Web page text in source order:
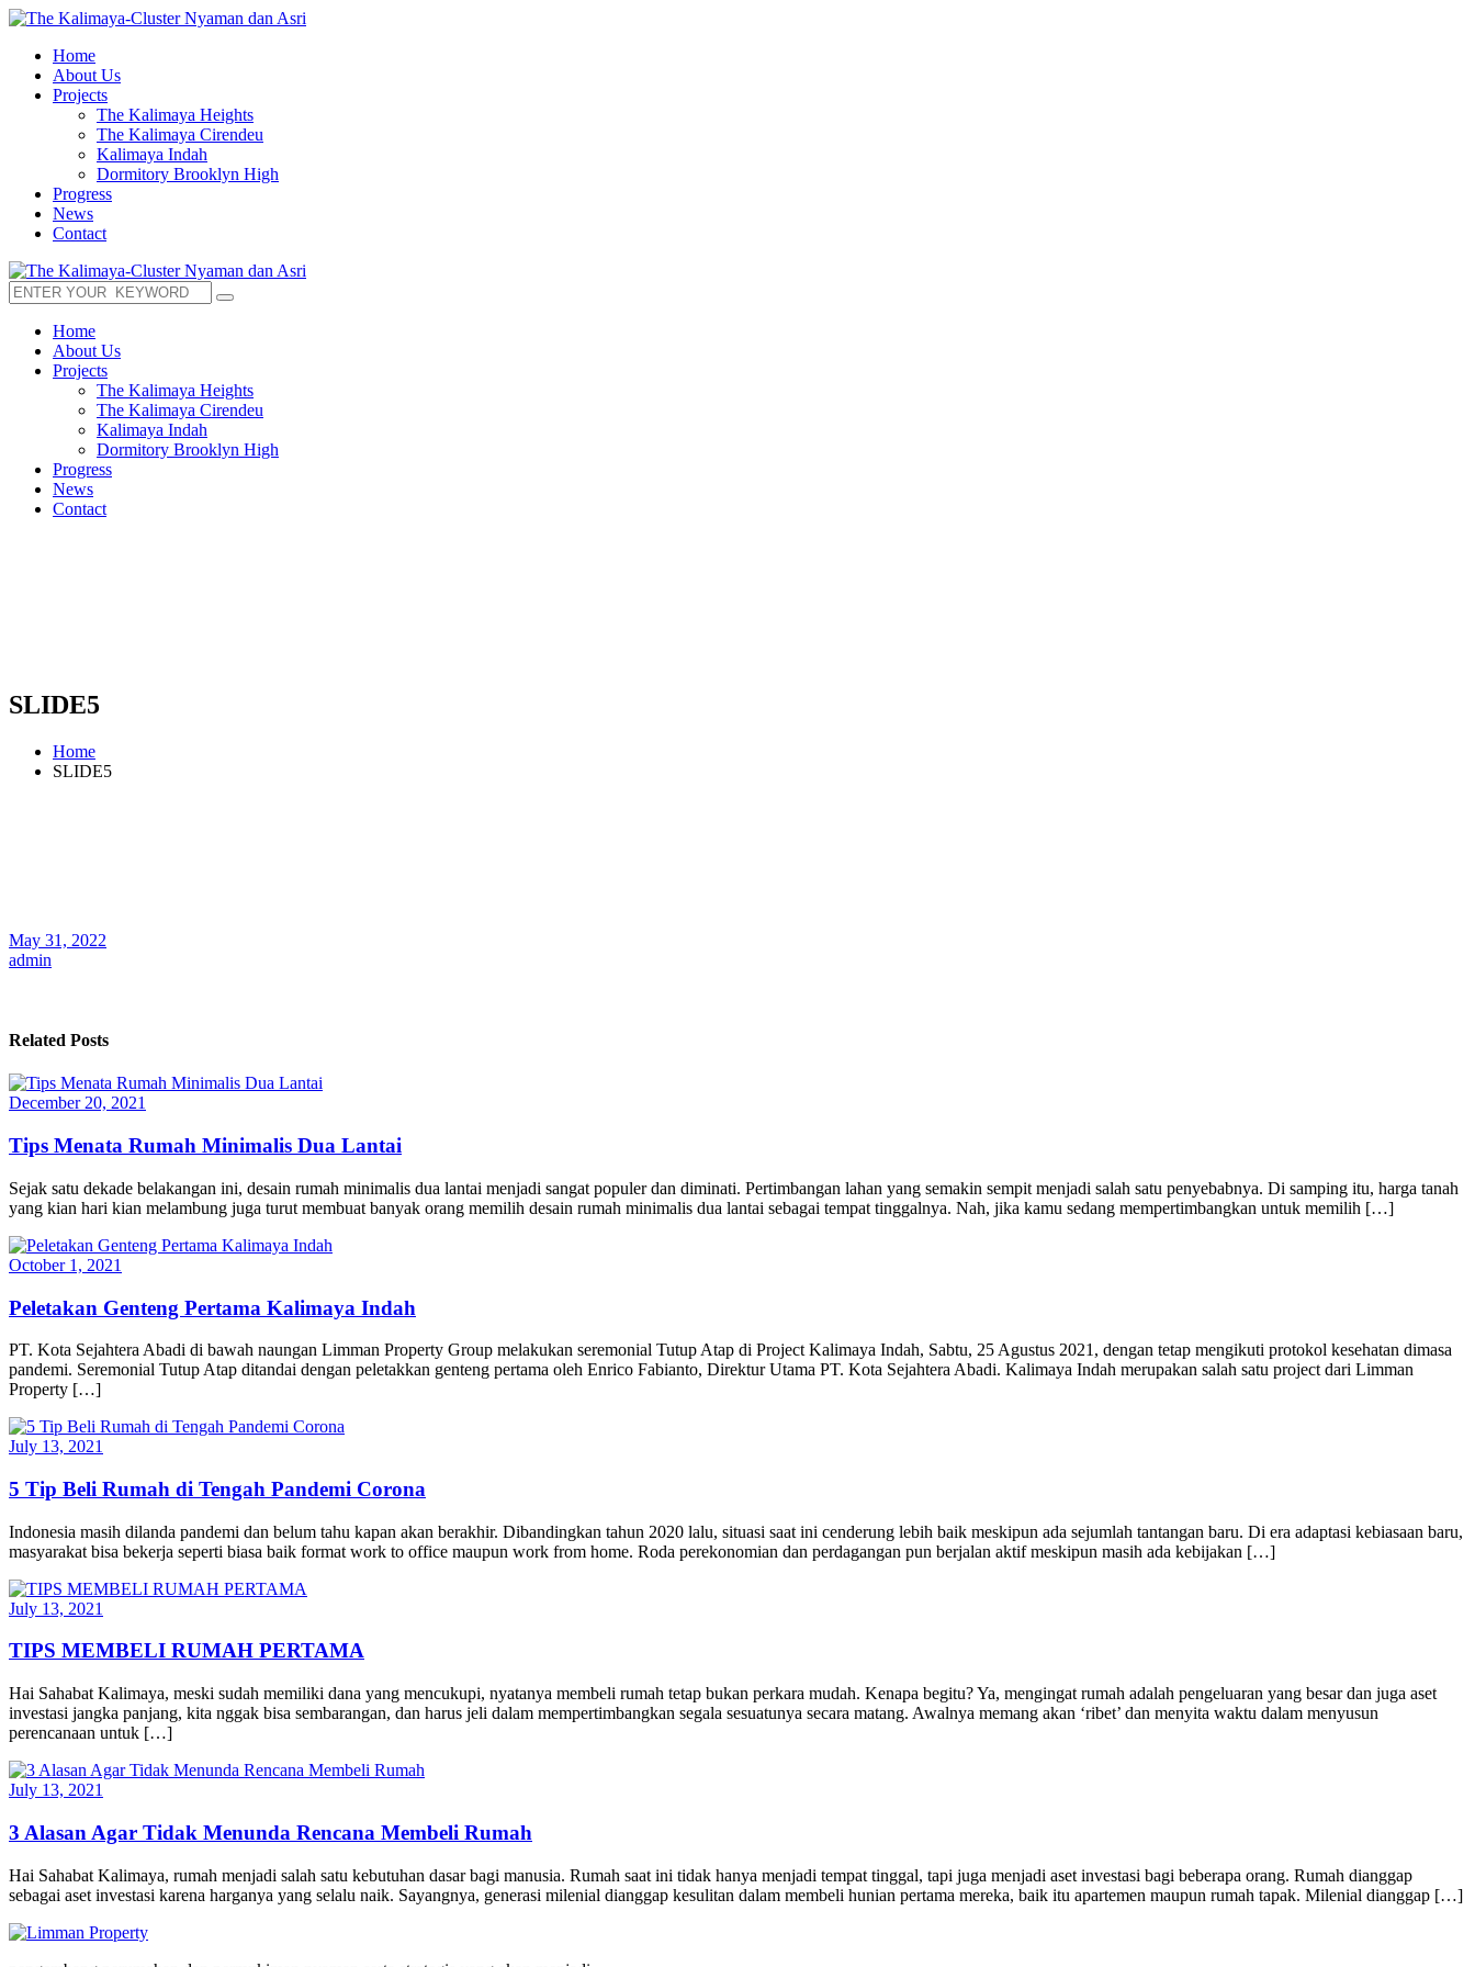
Home
About Us
Projects
The Kalimaya Heights
The Kalimaya Cirendeu
Kalimaya Indah
Dormitory Brooklyn High
Progress
News
Contact
Home
About Us
Projects
The Kalimaya Heights
The Kalimaya Cirendeu
Kalimaya Indah
Dormitory Brooklyn High
Progress
News
Contact
SLIDE5
Home
SLIDE5
May 31, 2022
admin
Related Posts
December 20, 2021
Tips Menata Rumah Minimalis Dua Lantai
Sejak satu dekade belakangan ini, desain rumah minimalis dua lantai menjadi sangat populer dan diminati. Pertimbangan lahan yang semakin sempit menjadi salah satu penyebabnya. Di samping itu, harga tanah
yang kian hari kian melambung juga turut membuat banyak orang memilih desain rumah minimalis dua lantai sebagai tempat tinggalnya. Nah, jika kamu sedang mempertimbangkan untuk memilih […]
October 1, 2021
Peletakan Genteng Pertama Kalimaya Indah
PT. Kota Sejahtera Abadi di bawah naungan Limman Property Group melakukan seremonial Tutup Atap di Project Kalimaya Indah, Sabtu, 25 Agustus 2021, dengan tetap mengikuti protokol kesehatan dimasa
pandemi. Seremonial Tutup Atap ditandai dengan peletakkan genteng pertama oleh Enrico Fabianto, Direktur Utama PT. Kota Sejahtera Abadi. Kalimaya Indah merupakan salah satu project dari Limman
Property […]
July 13, 2021
5 Tip Beli Rumah di Tengah Pandemi Corona
Indonesia masih dilanda pandemi dan belum tahu kapan akan berakhir. Dibandingkan tahun 2020 lalu, situasi saat ini cenderung lebih baik meskipun ada sejumlah tantangan baru. Di era adaptasi kebiasaan baru,
masyarakat bisa bekerja seperti biasa baik format work to office maupun work from home. Roda perekonomian dan perdagangan pun berjalan aktif meskipun masih ada kebijakan […]
July 13, 2021
TIPS MEMBELI RUMAH PERTAMA
Hai Sahabat Kalimaya, meski sudah memiliki dana yang mencukupi, nyatanya membeli rumah tetap bukan perkara mudah. Kenapa begitu? Ya, mengingat rumah adalah pengeluaran yang besar dan juga aset
investasi jangka panjang, kita nggak bisa sembarangan, dan harus jeli dalam mempertimbangkan segala sesuatunya secara matang. Awalnya memang akan ‘ribet’ dan menyita waktu dalam menyusun
perencanaan untuk […]
July 13, 2021
3 Alasan Agar Tidak Menunda Rencana Membeli Rumah
Hai Sahabat Kalimaya, rumah menjadi salah satu kebutuhan dasar bagi manusia. Rumah saat ini tidak hanya menjadi tempat tinggal, tapi juga menjadi aset investasi bagi beberapa orang. Rumah dianggap
sebagai aset investasi karena harganya yang selalu naik. Sayangnya, generasi milenial dianggap kesulitan dalam membeli hunian pertama mereka, baik itu apartemen maupun rumah tapak. Milenial dianggap […]